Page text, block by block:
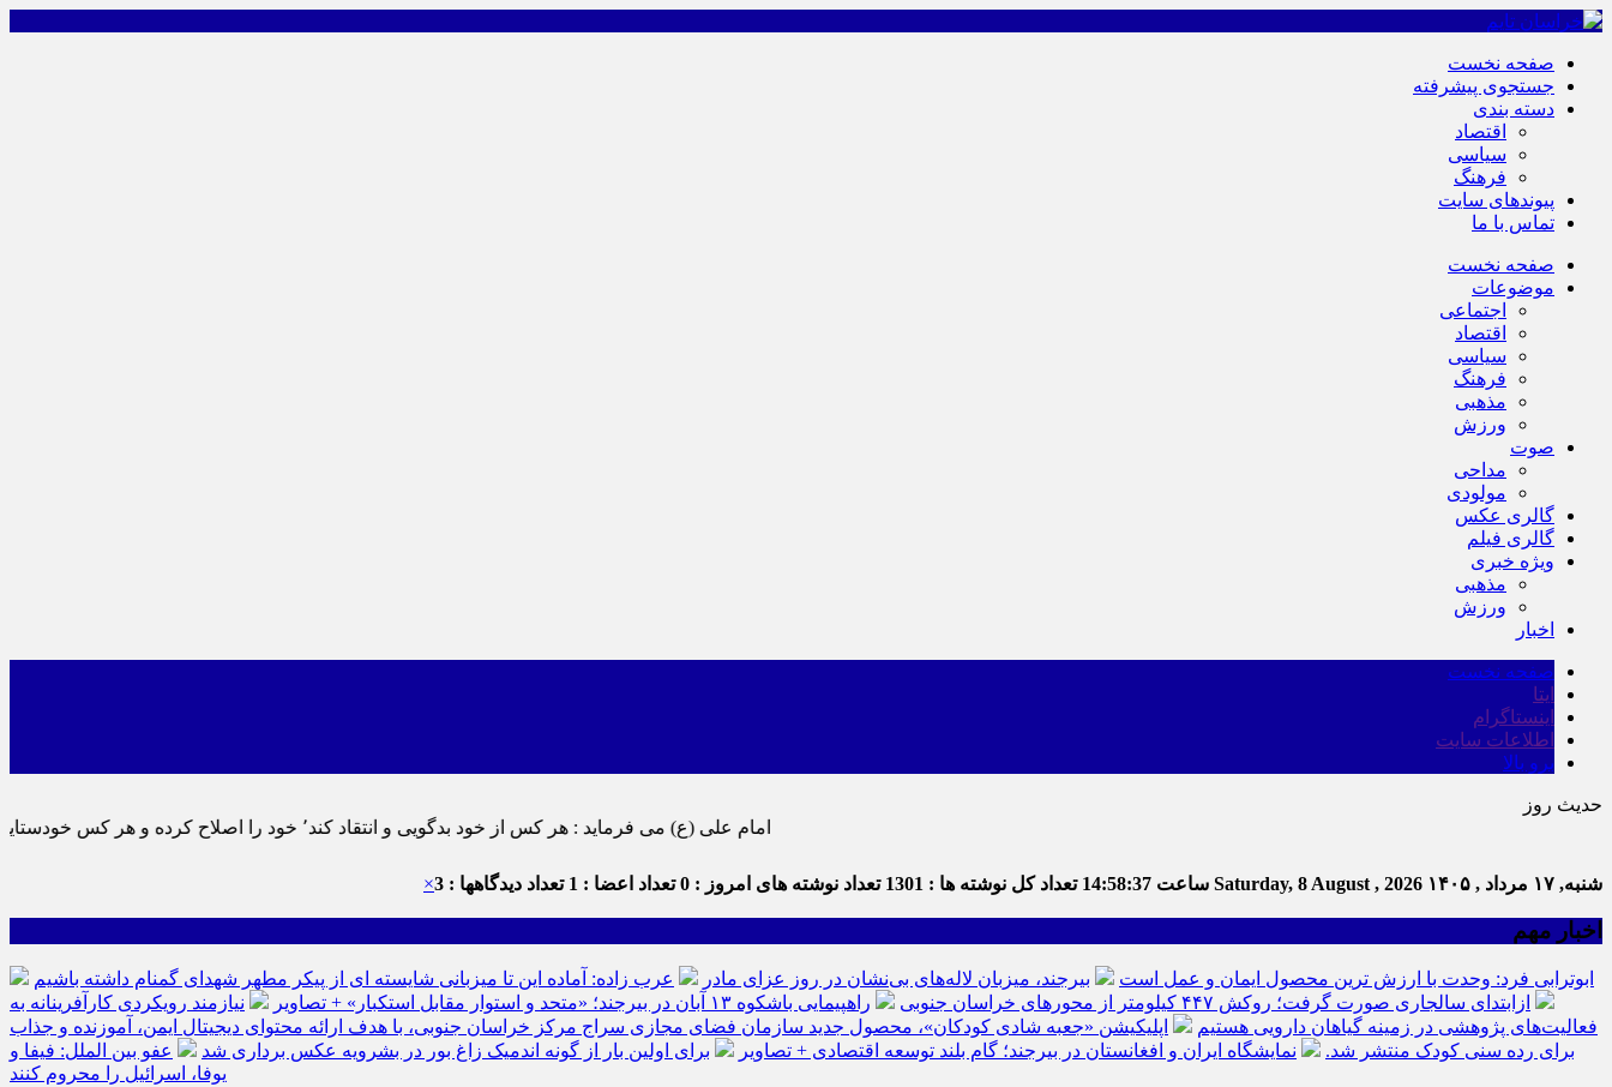
صفحه نخست
جستجوی پیشرفته
دسته بندی
اقتصاد
سیاسی
فرهنگ
پیوندهای سایت
تماس با ما
صفحه نخست
موضوعات
اجتماعی
اقتصاد
سیاسی
فرهنگ
مذهبی
ورزش
صوت
مداحی
مولودی
گالری عکس
گالری فیلم
ویژه خبری
مذهبی
ورزش
اخبار
صفحه نخست
ایتا
اینستاگرام
اطلاعات سایت
برو بالا
حدیث روز
امام علی (ع) می فرماید : هر کس از خود بدگویی و انتقاد کند٬ خود را اصلاح کرده و هر کس خودستایی نماید٬ پس به تحقیق خویش را تباه نموده است.
شنبه, ۱۷ مرداد , ۱۴۰۵ Saturday, 8 August , 2026 ساعت 14:58:38 تعداد کل نوشته ها : 1301 تعداد نوشته های امروز : 0 تعداد اعضا : 1 تعداد دیدگاهها : 3 ×
اخبار مهم
ابوترابی فرد: وحدت با ارزش ترین محصول ایمان و عمل است بیرجند، میزبان لاله‌های بی‌نشان در روز عزای مادر
عرب زاده: آماده این تا میزبانی شایسته ای از پیکر مطهر شهدای گمنام داشته باشیم
ازابتدای سالجاری صورت گرفت؛ روکش ۴۴۷ کیلومتر از محورهای خراسان جنوبی
راهپیمایی باشکوه ۱۳ آبان در بیرجند؛ «متحد و استوار مقابل استکبار» + تصاویر
نیازمند رویکردی کارآفرینانه به
فعالیت‌های پژوهشی در زمینه گیاهان دارویی هستیم
اپلیکیشن «جعبه شادی کودکان»، محصول جدید سازمان فضای مجازی سراج مرکز خراسان جنوبی، با هدف ارائه محتوای دیجیتال ایمن، آموزنده و جذاب
برای رده سنی کودک منتشر شد.
نمایشگاه ایران و افغانستان در بیرجند؛ گام بلند توسعه اقتصادی + تصاویر برای اولین بار از گونه اندمیک زاغ بور در بشرویه عکس برداری شد
عفو بین الملل: فیفا و
یوفا، اسرائیل را محروم کنند